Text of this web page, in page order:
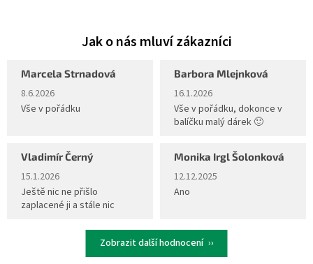
Marcela Strnadová
Hodnocení obchodu je 5 z 5 hvězdiček.
8.6.2026
Vše v pořádku
Barbora Mlejnková
Hodnocení obchodu je 5 z 5
16.1.2026
Vše v pořádku, dokonce v
balíčku malý dárek 🙂
Vladimír Černý
Hodnocení obchodu je 5 z 5 hvězdiček.
15.1.2026
Ještě nic ne přišlo
zaplacené ji a stále nic
Monika Irgl Šolonková
Hodnocení obchodu je 5 z 5
12.12.2025
Ano
Zobrazit další hodnocení